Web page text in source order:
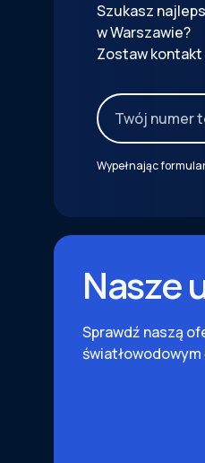
Szukasz
w Warszawie?
Zostaw
Wypełnając
Nasze
Sprawdź naszą